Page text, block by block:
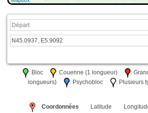
: Bloc : Couenne (1 longueur)
:
longueurs)
: Psychobloc : Plusieurs
Coordonnées
Latitude